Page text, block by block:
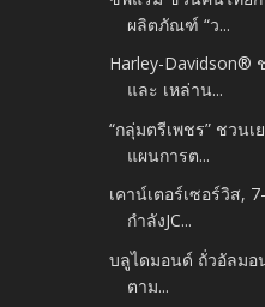
ผลิตภัณฑ์ “ว...
Harley-Davidson®
และ เหล่าน...
“กลุ่มตรีเพชร” ชวน
แผนการต...
เคาน์เตอร์เซอร์วิส,
กำลังJC...
บลูไดมอนด์ ถั่วอัลมอ
ตาม...